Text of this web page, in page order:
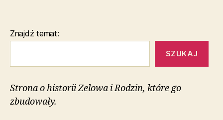
Znajdź temat:
SZUKAJ
Strona o historii Zelowa i Rodzin, które go
zbudowały.